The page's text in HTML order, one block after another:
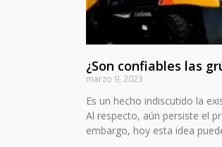
¿Son confiables las
marzo 9, 2023
Es un hecho indiscutido la
Al respecto, aún persiste el
embargo, hoy esta idea